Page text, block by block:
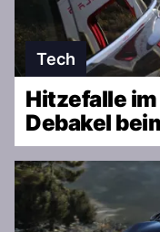
Tech
Hitzefalle
Debakel